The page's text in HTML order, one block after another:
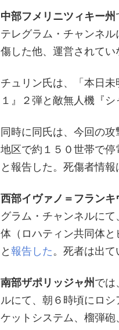
中部フメリニツィキー州
テレグラム・チャンネ
傷した他、運営されてい
チュリン氏は、「本日
１』２弾と敵無人機『
同時に同氏は、今回の
地区で約１５０世帯で
と報告した。死傷者情報
西部イヴァノ＝フランキ
グラム・チャンネルに
体（ロハティン共同体
と 報告した 。死者は出て
南部ザポリッジャ州 では
ルにて、朝６時頃にロ
ケットシステム、榴弾